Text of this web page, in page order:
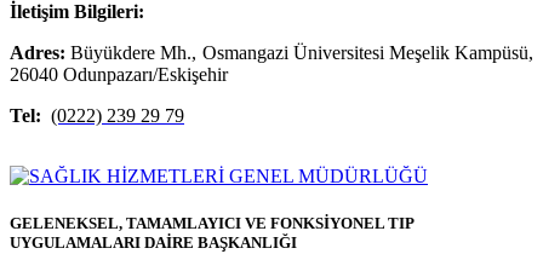
İletişim Bilgileri:
Adres:Büyükdere Mh., Osmangazi Üniversitesi Meşelik Kampüsü,
26040 Odunpazarı/Eskişehir
Tel: (0222) 239 29 79
GELENEKSEL, TAMAMLAYICI VE FONKSİYONEL TIP
UYGULAMALARI DAİRE BAŞKANLIĞI